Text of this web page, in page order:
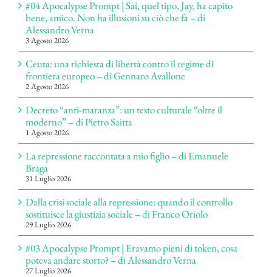
#04 Apocalypse Prompt | Sai, quel tipo, Jay, ha capito
bene, amico. Non ha illusioni su ciò che fa – di
Alessandro Verna
3 Agosto 2026
Ceuta: una richiesta di libertà contro il regime di
frontiera europeo – di Gennaro Avallone
2 Agosto 2026
Decreto “anti-maranza”: un testo culturale “oltre il
moderno” – di Pietro Saitta
1 Agosto 2026
La repressione raccontata a mio figlio – di Emanuele
Braga
31 Luglio 2026
Dalla crisi sociale alla repressione: quando il controllo
sostituisce la giustizia sociale – di Franco Oriolo
29 Luglio 2026
#03 Apocalypse Prompt | Eravamo pieni di token, cosa
poteva andare storto? – di Alessandro Verna
27 Luglio 2026